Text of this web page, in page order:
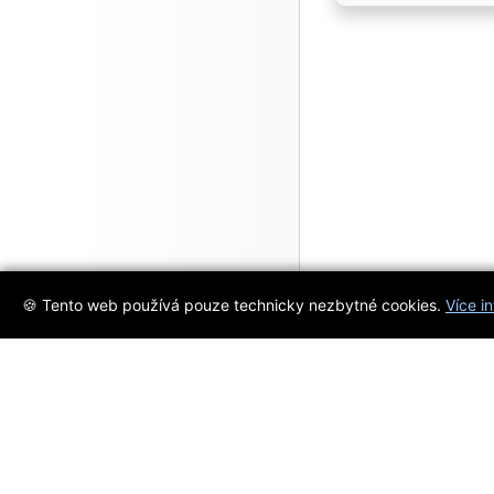
🍪 Tento web používá pouze technicky nezbytné cookies. Více